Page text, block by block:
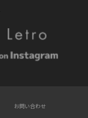
お問い合わせ